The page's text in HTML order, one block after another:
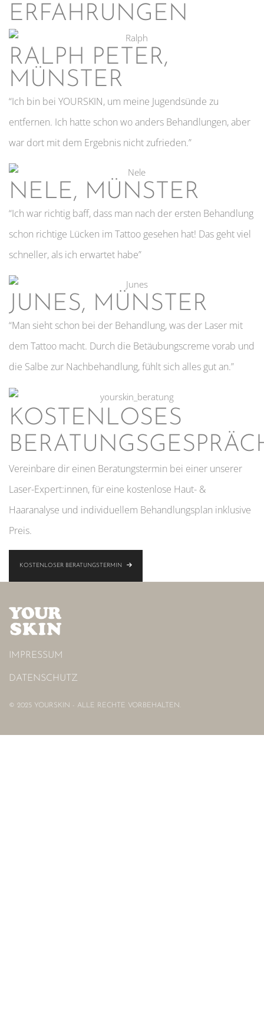
ERFAHRUNGEN
RALPH PETER,
MÜNSTER
“Ich bin bei YOURSKIN, um meine Jugendsünde zu
entfernen. Ich hatte schon wo anders Behandlungen, aber
war dort mit dem Ergebnis nicht zufrieden.”
NELE, MÜNSTER
“Ich war richtig baff, dass man nach der ersten Behandlung
schon richtige Lücken im Tattoo gesehen hat! Das geht viel
schneller, als ich erwartet habe”
JUNES, MÜNSTER
“Man sieht schon bei der Behandlung, was der Laser mit
dem Tattoo macht. Durch die Betäubungscreme vorab und
die Salbe zur Nachbehandlung, fühlt sich alles gut an.”
KOSTENLOSES
Vereinbare dir einen Beratungstermin bei einer unserer
Laser-Expert:innen, für eine kostenlose Haut- &
Haaranalyse und individuellem Behandlungsplan inklusive
Preis.
KOSTENLOSER BERATUNGSTERMIN
IMPRESSUM
DATENSCHUTZ
© 2025 YOURSKIN - ALLE RECHTE VORBEHALTEN.